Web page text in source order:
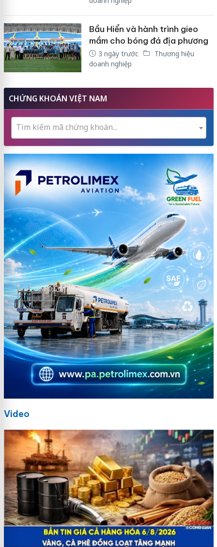
Bầu Hiển và hành trình gieo
mầm cho bóng đá địa phương
3 ngày trước
Thương hiệu
doanh nghiệp
CHỨNG KHOÁN VIỆT NAM
Tìm kiếm mã chứng khoán...
Video